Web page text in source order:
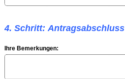
4. Schritt: Antragsabschluss
Ihre Bemerkungen: